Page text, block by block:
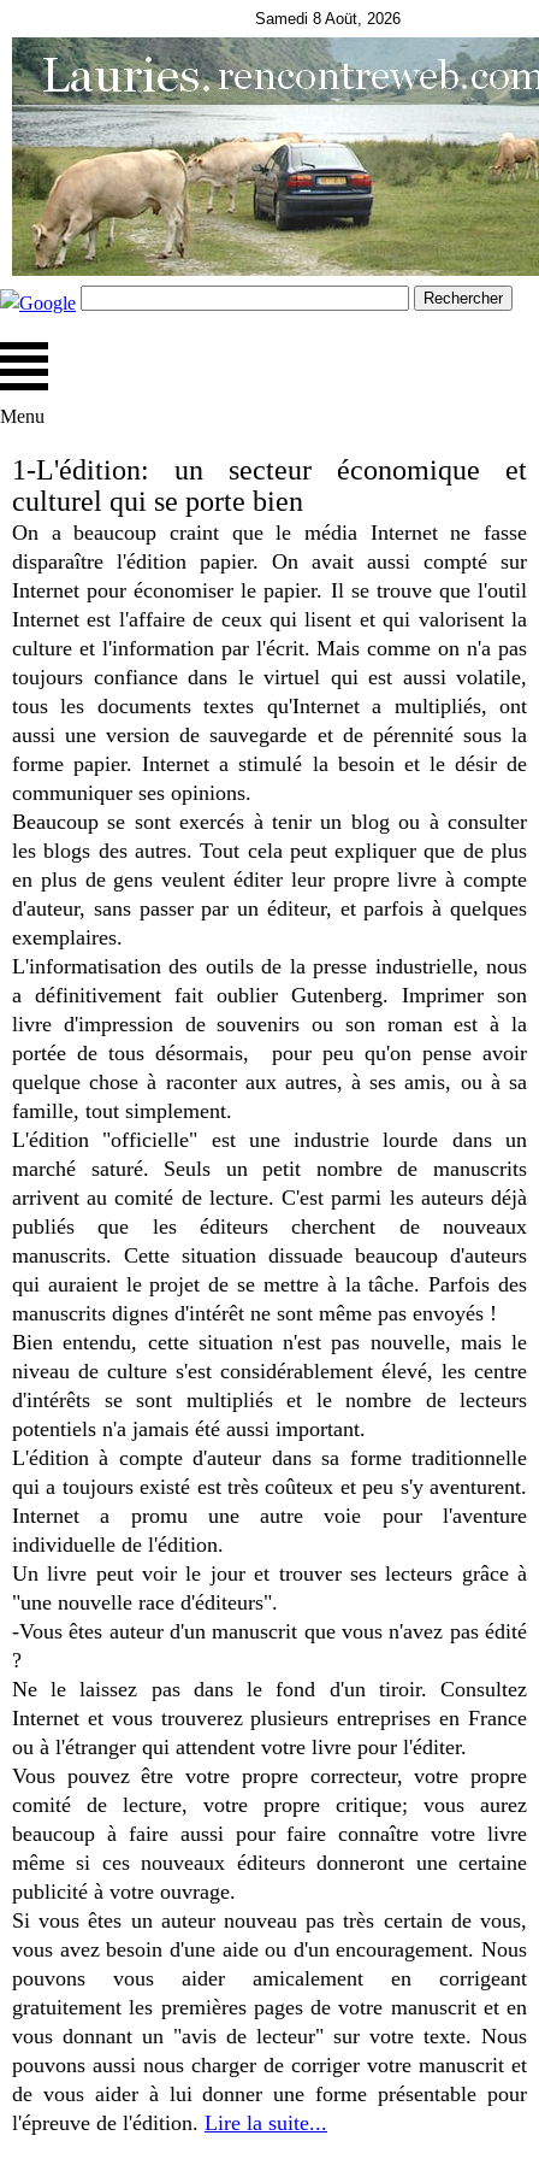
Samedi 8 Aoüt, 2026
Menu
1-L'édition: un secteur économique et
culturel qui se porte bien
On a beaucoup craint que le média Internet ne fasse
disparaître l'édition papier. On avait aussi compté sur
Internet pour économiser le papier. Il se trouve que l'outil
Internet est l'affaire de ceux qui lisent et qui valorisent la
culture et l'information par l'écrit. Mais comme on n'a pas
toujours confiance dans le virtuel qui est aussi volatile,
tous les documents textes qu'Internet a multipliés, ont
aussi une version de sauvegarde et de pérennité sous la
forme papier. Internet a stimulé la besoin et le désir de
communiquer ses opinions.
Beaucoup se sont exercés à tenir un blog ou à consulter
les blogs des autres. Tout cela peut expliquer que de plus
en plus de gens veulent éditer leur propre livre à compte
d'auteur, sans passer par un éditeur, et parfois à quelques
exemplaires.
L'informatisation des outils de la presse industrielle, nous
a définitivement fait oublier Gutenberg. Imprimer son
livre d'impression de souvenirs ou son roman est à la
portée de tous désormais, pour peu qu'on pense avoir
quelque chose à raconter aux autres, à ses amis, ou à sa
famille, tout simplement.
L'édition "officielle" est une industrie lourde dans un
marché saturé. Seuls un petit nombre de manuscrits
arrivent au comité de lecture. C'est parmi les auteurs déjà
publiés que les éditeurs cherchent de nouveaux
manuscrits. Cette situation dissuade beaucoup d'auteurs
qui auraient le projet de se mettre à la tâche. Parfois des
manuscrits dignes d'intérêt ne sont même pas envoyés !
Bien entendu, cette situation n'est pas nouvelle, mais le
niveau de culture s'est considérablement élevé, les centre
d'intérêts se sont multipliés et le nombre de lecteurs
potentiels n'a jamais été aussi important.
L'édition à compte d'auteur dans sa forme traditionnelle
qui a toujours existé est très coûteux et peu s'y aventurent.
Internet a promu une autre voie pour l'aventure
individuelle de l'édition.
Un livre peut voir le jour et trouver ses lecteurs grâce à
"une nouvelle race d'éditeurs".
-Vous êtes auteur d'un manuscrit que vous n'avez pas édité
?
Ne le laissez pas dans le fond d'un tiroir. Consultez
Internet et vous trouverez plusieurs entreprises en France
ou à l'étranger qui attendent votre livre pour l'éditer.
Vous pouvez être votre propre correcteur, votre propre
comité de lecture, votre propre critique; vous aurez
beaucoup à faire aussi pour faire connaître votre livre
même si ces nouveaux éditeurs donneront une certaine
publicité à votre ouvrage.
Si vous êtes un auteur nouveau pas très certain de vous,
vous avez besoin d'une aide ou d'un encouragement. Nous
pouvons vous aider amicalement en corrigeant
gratuitement les premières pages de votre manuscrit et en
vous donnant un "avis de lecteur" sur votre texte. Nous
pouvons aussi nous charger de corriger votre manuscrit et
de vous aider à lui donner une forme présentable pour
l'épreuve de l'édition. Lire la suite...